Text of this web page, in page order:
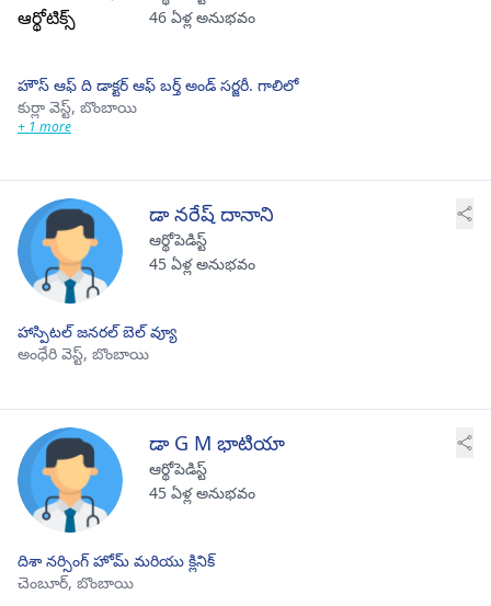
46 ఏళ్ల అనుభవం
హౌస్ ఆఫ్ ది డాక్టర్ ఆఫ్ బర్త్ అండ్ సర్జరీ. గాలిలో
కుర్లా వెస్ట్, బొంబాయి
+ 1 more
డా నరేష్ దానాని
ఆర్థోపెడిస్ట్
45 ఏళ్ల అనుభవం
హాస్పిటల్ జనరల్ బెల్ వ్యూ
అంధేరి వెస్ట్, బొంబాయి
డా G M భాటియా
ఆర్థోపెడిస్ట్
45 ఏళ్ల అనుభవం
దిశా నర్సింగ్ హోమ్ మరియు క్లినిక్
చెంబూర్, బొంబాయి